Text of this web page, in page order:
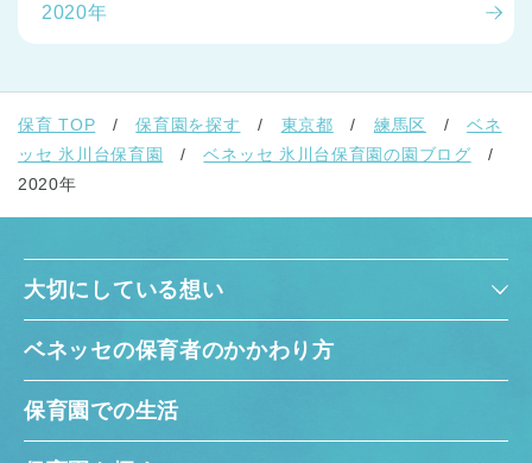
2020年
保育 TOP 保育園を探す 東京都 練馬区
ベネ
ッセ 氷川台保育園
ベネッセ 氷川台保育園の園ブログ
2020年
大切にしている想い
ベネッセの保育者のかかわり方
保育園での生活